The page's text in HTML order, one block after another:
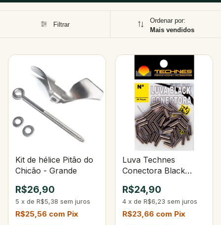
Filtrar
Ordenar por:
Mais vendidos
Kit de hélice Pitão do
Chicão - Grande
R$26,90
5 x de R$5,38 sem juros
R$25,56 com Pix
Luva Technes
Conectora Black
R$24,90
4 x de R$6,23 sem juros
R$23,66 com Pix